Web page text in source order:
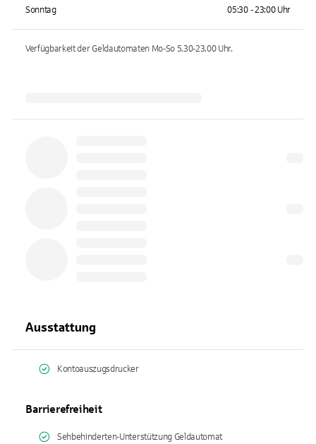
Sonntag 05:30 - 23:00 Uhr
Verfügbarkeit der Geldautomaten Mo-So 5.30-23.00Uhr.
Ausstattung
Kontoauszugsdrucker
Barrierefreiheit
Sehbehinderten-Unterstützung Geldautomat